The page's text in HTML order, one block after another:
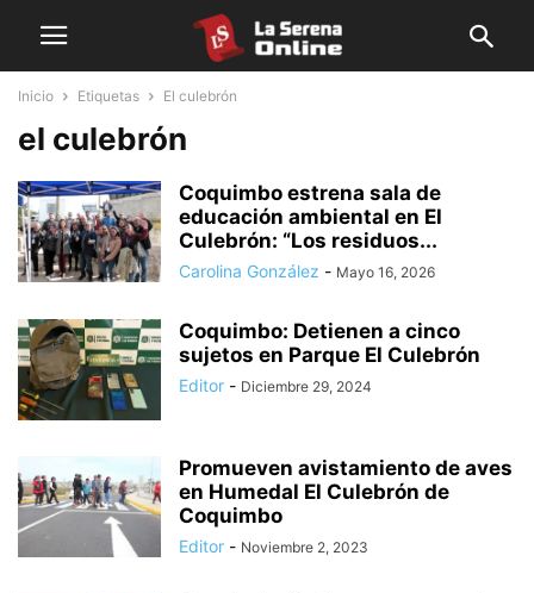
Inicio Etiquetas El culebrón
el culebrón
Coquimbo estrena sala de
educación ambiental en El
Culebrón: “Los residuos...
Carolina González - Mayo 16, 2026
Coquimbo: Detienen a cinco
sujetos en Parque El Culebrón
Editor - Diciembre 29, 2024
Promueven avistamiento de aves
en Humedal El Culebrón de
Coquimbo
Editor - Noviembre 2, 2023